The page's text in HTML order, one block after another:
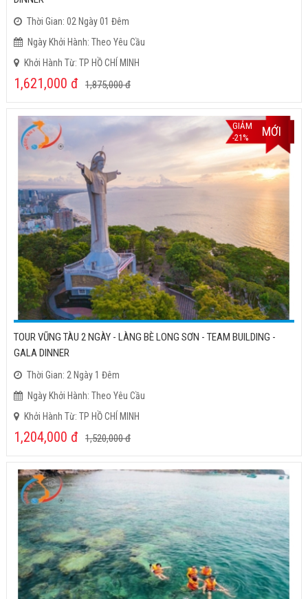
Thời Gian: 02 Ngày 01 Đêm
Ngày Khởi Hành: Theo Yêu Cầu
Khởi Hành Từ: TP HỒ CHÍ MINH
1,621,000 đ 1,875,000đ
GIẢM
-21%
MỚI
TOUR VŨNG TÀU 2 NGÀY - LÀNG BÈ LONG SƠN - TEAM BUILDING -
GALA DINNER
Thời Gian: 2 Ngày 1 Đêm
Ngày Khởi Hành: Theo Yêu Cầu
Khởi Hành Từ: TP HỒ CHÍ MINH
1,204,000 đ 1,520,000đ